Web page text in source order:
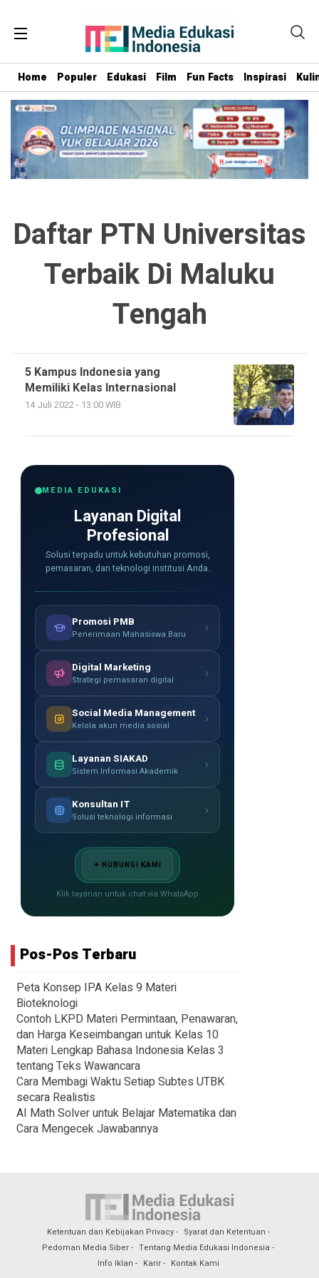
Home Populer Edukasi Film Fun Facts Inspirasi
Daftar PTN Universitas
Terbaik Di Maluku
Tengah
5 Kampus Indonesia yang
Memiliki Kelas Internasional
14 Juli 2022 - 13:00 WIB
MEDIA EDUKASI
Layanan Digital
Profesional
Solusi terpadu untuk kebutuhan promosi,
pemasaran, dan teknologi institusi Anda.
Promosi PMB
Penerimaan Mahasiswa Baru ›
Digital Marketing
Strategi pemasaran digital ›
Social Media Management
Kelola akun media sosial ›
Layanan SIAKAD
Sistem Informasi Akademik ›
Konsultan IT
Solusi teknologi informasi ›
✦ HUBUNGI KAMI
Klik layanan untuk chat via WhatsApp
Pos-Pos Terbaru
Peta Konsep IPA Kelas 9 Materi
Bioteknologi
Contoh LKPD Materi Permintaan, Penawaran,
dan Harga Keseimbangan untuk Kelas 10
Materi Lengkap Bahasa Indonesia Kelas 3
tentang Teks Wawancara
Cara Membagi Waktu Setiap Subtes UTBK
secara Realistis
AI Math Solver untuk Belajar Matematika dan
Cara Mengecek Jawabannya
Ketentuan dan Kebijakan Privacy
Syarat dan Ketentuan
Pedoman Media Siber
Tentang Media Edukasi Indonesia
Info Iklan
Karir Kontak Kami